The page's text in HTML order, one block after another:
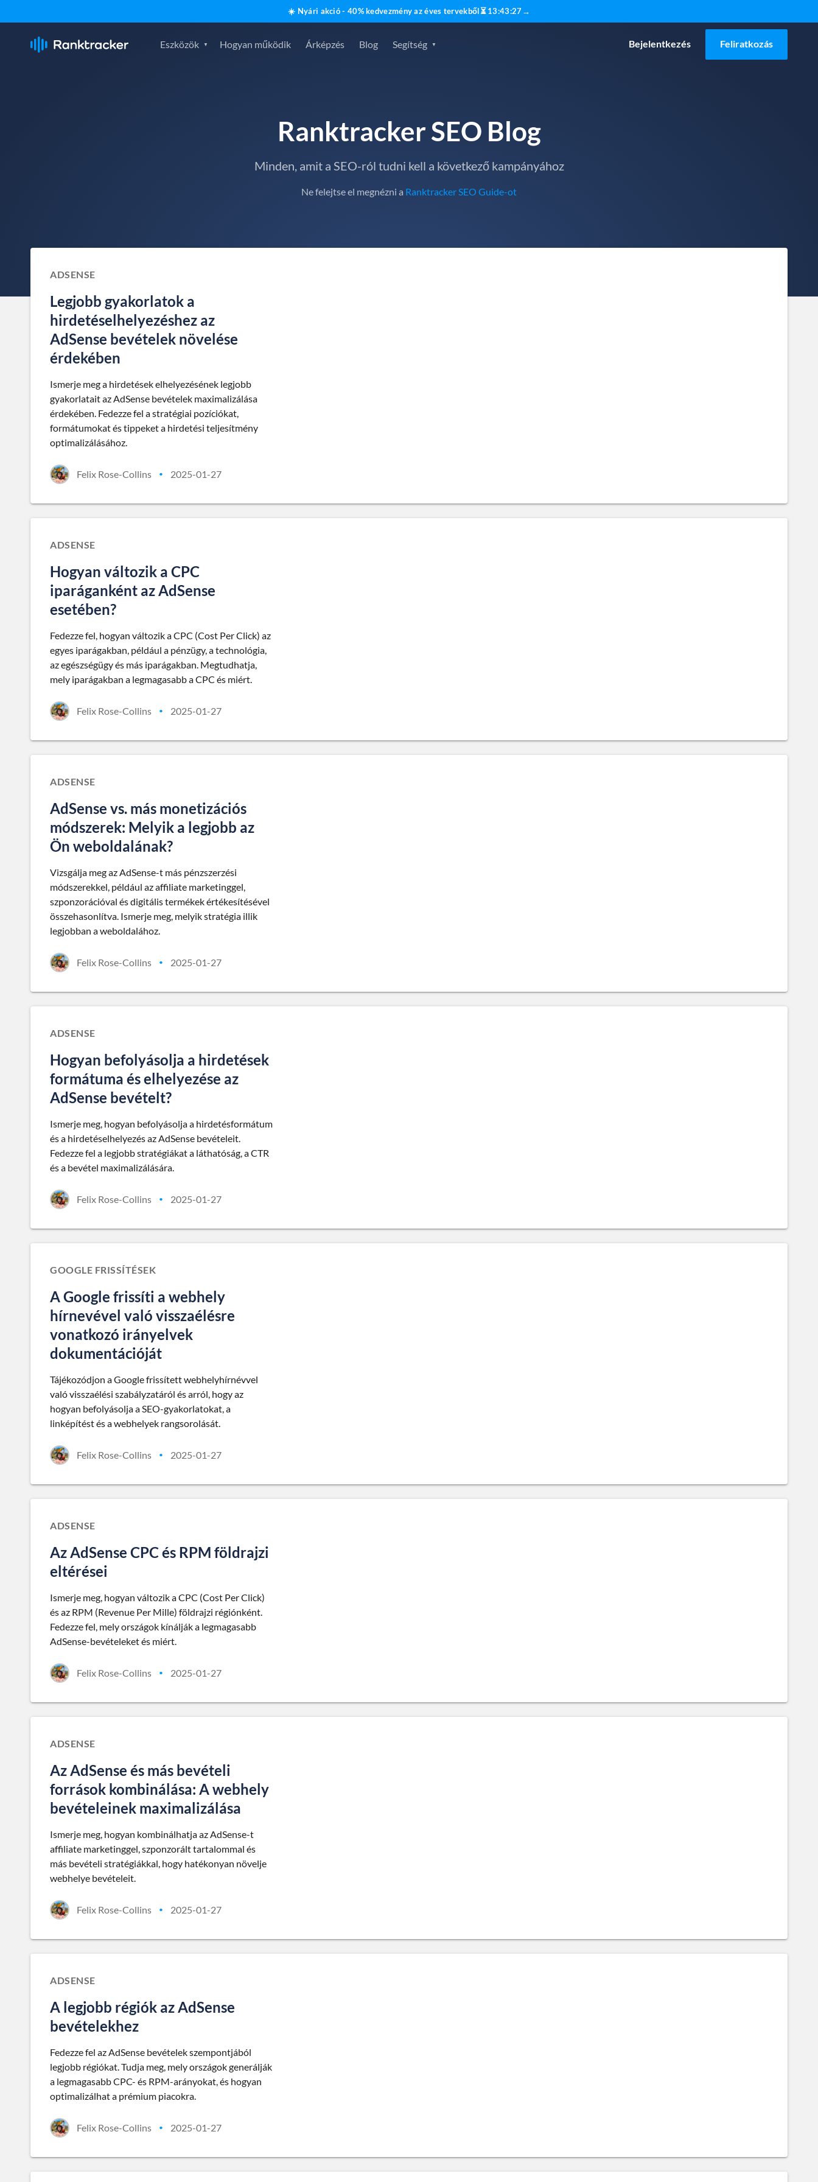
☀️ Nyári akció - 40% kedvezmény az éves tervekből⏳13:43:26→
Eszközök Hogyan működik Árképzés Blog Segítség Bejelentkezés Feliratkozás
Ranktracker SEO Blog
Minden, amit a SEO-ról tudni kell a következő kampányához
Ne felejtse el megnézni a Ranktracker SEO Guide-ot
ADSENSE
Legjobb gyakorlatok a
hirdetéselhelyezéshez az
AdSense bevételek növelése
érdekében
Ismerje meg a hirdetések elhelyezésének legjobb
gyakorlatait az AdSense bevételek maximalizálása
érdekében. Fedezze fel a stratégiai pozíciókat,
formátumokat és tippeket a hirdetési teljesítmény
optimalizálásához.
Felix Rose-Collins • 2025-01-27
ADSENSE
Hogyan változik a CPC
iparáganként az AdSense
esetében?
Fedezze fel, hogyan változik a CPC (Cost Per Click) az
egyes iparágakban, például a pénzügy, a technológia,
az egészségügy és más iparágakban. Megtudhatja,
mely iparágakban a legmagasabb a CPC és miért.
Felix Rose-Collins • 2025-01-27
ADSENSE
AdSense vs. más monetizációs
módszerek: Melyik a legjobb az
Ön weboldalának?
Vizsgálja meg az AdSense-t más pénzszerzési
módszerekkel, például az affiliate marketinggel,
szponzorációval és digitális termékek értékesítésével
összehasonlítva. Ismerje meg, melyik stratégia illik
legjobban a weboldalához.
Felix Rose-Collins • 2025-01-27
ADSENSE
Hogyan befolyásolja a hirdetések
formátuma és elhelyezése az
AdSense bevételt?
Ismerje meg, hogyan befolyásolja a hirdetésformátum
és a hirdetéselhelyezés az AdSense bevételeit.
Fedezze fel a legjobb stratégiákat a láthatóság, a CTR
és a bevétel maximalizálására.
Felix Rose-Collins • 2025-01-27
GOOGLE FRISSÍTÉSEK
A Google frissíti a webhely
hírnevével való visszaélésre
vonatkozó irányelvek
dokumentációját
Tájékozódjon a Google frissített webhelyhírnévvel
való visszaélési szabályzatáról és arról, hogy az
hogyan befolyásolja a SEO-gyakorlatokat, a
linképítést és a webhelyek rangsorolását.
Felix Rose-Collins • 2025-01-27
ADSENSE
Az AdSense CPC és RPM földrajzi
eltérései
Ismerje meg, hogyan változik a CPC (Cost Per Click)
és az RPM (Revenue Per Mille) földrajzi régiónként.
Fedezze fel, mely országok kínálják a legmagasabb
AdSense-bevételeket és miért.
Felix Rose-Collins • 2025-01-27
ADSENSE
Az AdSense és más bevételi
források kombinálása: A webhely
bevételeinek maximalizálása
Ismerje meg, hogyan kombinálhatja az AdSense-t
affiliate marketinggel, szponzorált tartalommal és
más bevételi stratégiákkal, hogy hatékonyan növelje
webhelye bevételeit.
Felix Rose-Collins • 2025-01-27
ADSENSE
A legjobb régiók az AdSense
bevételekhez
Fedezze fel az AdSense bevételek szempontjából
legjobb régiókat. Tudja meg, mely országok generálják
a legmagasabb CPC- és RPM-arányokat, és hogyan
optimalizálhat a prémium piacokra.
Felix Rose-Collins • 2025-01-27